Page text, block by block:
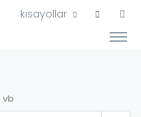
kısayollar
vb